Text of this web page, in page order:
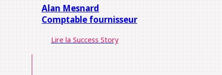
Alan Mesnard
Comptable fournisseur
Lire la Success Story